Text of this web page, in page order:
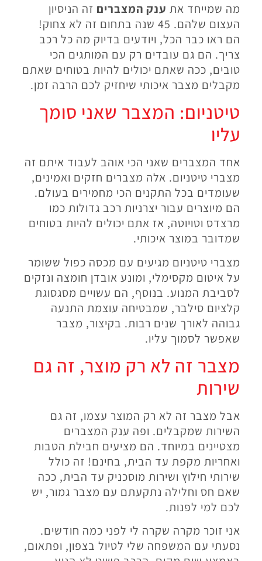
מה שמייחד את ענק המצברים זה הניסיון
העצום שלהם. 45 שנה בתחום זה לא צחוק!
הם ראו כבר הכל, ויודעים בדיוק מה כל רכב
צריך. הם גם עובדים רק עם המותגים הכי
טובים, ככה שאתם יכולים להיות בטוחים שאתם
מקבלים מצבר איכותי שיחזיק לכם הרבה זמן.
טיטניום: המצבר שאני סומך
עליו
אחד המצברים שאני הכי אוהב לעבוד איתם זה
מצברי טיטניום. אלה מצברים חזקים ואמינים,
שעומדים בכל התקנים הכי מחמירים בעולם.
הם מיוצרים עבור יצרניות רכב גדולות כמו
מרצדס וטויוטה, אז אתם יכולים להיות בטוחים
שמדובר במוצר איכותי.
מצברי טיטניום מגיעים עם מכסה כפול ששומר
על איטום מקסימלי, ומונע אובדן חומצה ונזקים
לסביבת המנוע. בנוסף, הם עשויים מסגסוגת
קלציום סילבר, שמבטיחה עוצמת התנעה
גבוהה לאורך שנים רבות. בקיצור, מצבר
שאפשר לסמוך עליו.
מצבר זה לא רק מוצר, זה גם
שירות
אבל מצבר זה לא רק המוצר עצמו, זה גם
השירות שמקבלים. ופה ענק המצברים
מצטיינים במיוחד. הם מציעים חבילת הטבות
ואחריות מקפת עד הבית, בחינם! זה כולל
שירותי חילוץ ושירות מוסכניק עד הבית, ככה
שאם חס וחלילה נתקעתם עם מצבר גמור, יש
לכם למי לפנות.
אני זוכר מקרה שקרה לי לפני כמה חודשים.
נסעתי עם המשפחה שלי לטיול בצפון, ופתאום,